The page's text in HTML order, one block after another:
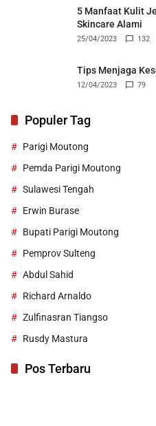
5 Manfaat Kulit
Skincare Alami
25/04/2023 132
Tips Menjaga
12/04/2023 79
Populer Tag
Parigi Moutong
Pemda Parigi Moutong
Sulawesi Tengah
Erwin Burase
Bupati Parigi Moutong
Pemprov Sulteng
Abdul Sahid
Richard Arnaldo
Zulfinasran Tiangso
Rusdy Mastura
Pos Terbaru